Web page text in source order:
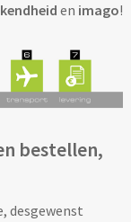
en imago!
bestellen,
desgewenst